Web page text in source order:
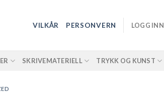
VILKÅR PERSONVERN LOGG INN
SKRIVEMATERIELL TRYKK OG KUNST